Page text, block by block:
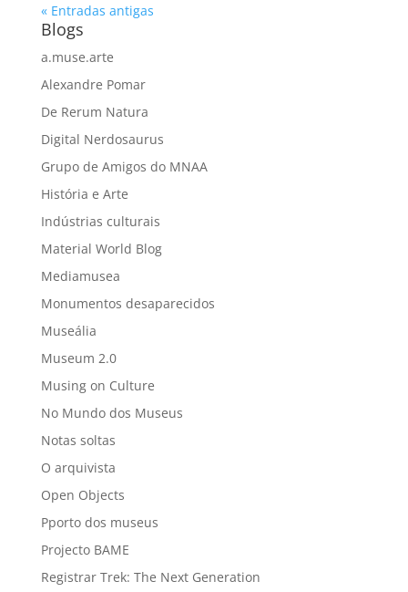
« Entradas antigas
Blogs
a.muse.arte
Alexandre Pomar
De Rerum Natura
Digital Nerdosaurus
Grupo de Amigos do MNAA
História e Arte
Indústrias culturais
Material World Blog
Mediamusea
Monumentos desaparecidos
Museália
Museum 2.0
Musing on Culture
No Mundo dos Museus
Notas soltas
O arquivista
Open Objects
Pporto dos museus
Projecto BAME
Registrar Trek: The Next Generation